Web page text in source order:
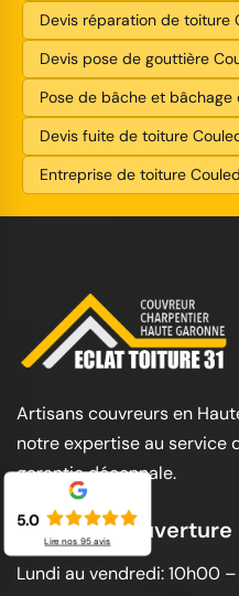
Devis réparation de toiture
Devis pose de gouttière
Pose de bâche et
Devis fuite de toiture
Entreprise de toiture
Artisans couvreurs en
notre expertise au service
garantie décennale.
Horaires d'ouverture
Lundi au vendredi: 10h00
5.0
Lire nos 95avis